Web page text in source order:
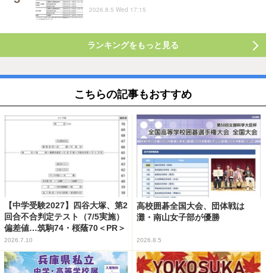
2026.8.5 Wed 17:15
ランキングをもっと見る
こちらの記事もおすすめ
【中学受験2027】四谷大塚、第2
回合不合判定テスト（7/5実施）
偏差値…筑駒74・桜蔭70＜PR＞
2026.7.10
高校囲碁全国大会、団体戦は
灘・南山女子部が優勝
2026.8.5